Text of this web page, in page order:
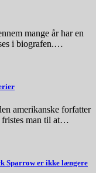
mange år har en
i biografen.…
amerikanske forfatter
fristes man til at…
Sparrow er ikke længere